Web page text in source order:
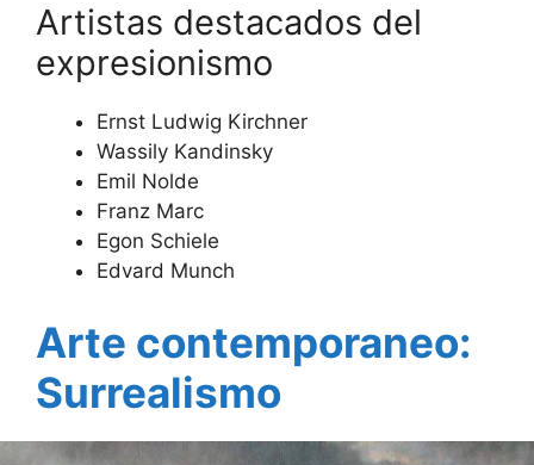
Artistas destacados del
expresionismo
Ernst Ludwig Kirchner
Wassily Kandinsky
Emil Nolde
Franz Marc
Egon Schiele
Edvard Munch
Arte contemporaneo:
Surrealismo